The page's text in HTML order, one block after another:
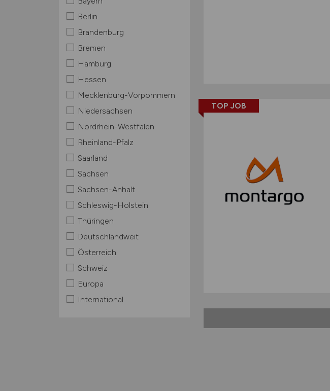
Berlin
Brandenburg
Bremen
Hamburg
Hessen
Mecklenburg-Vorpommern
Niedersachsen
Nordrhein-Westfalen
Rheinland-Pfalz
Saarland
Sachsen
Sachsen-Anhalt
Schleswig-Holstein
Thüringen
Deutschlandweit
Österreich
Schweiz
Europa
International
TOP JOB